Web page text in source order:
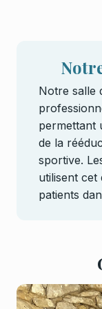
Notre salle
permettant
de la
sportive.
utilisent cet
patients